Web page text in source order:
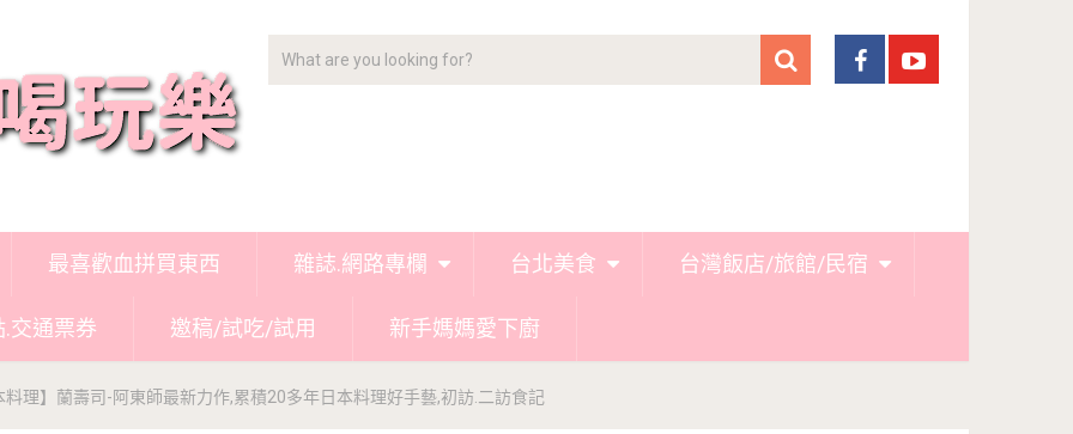
最喜歡血拼買東西 雜誌.網路專欄 台北美食 台灣飯店/旅館/民宿
.交通票券 邀稿/試吃/試用 新手媽媽愛下廚
理】蘭壽司-阿東師最新力作,累積20多年日本料理好手藝,初訪.二訪食記